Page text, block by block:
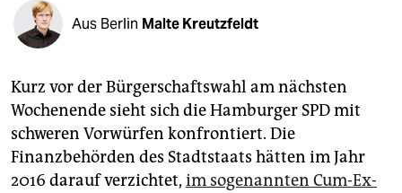
fragen & hilfe
abo
genossenschaft
epaper login
Aus Berlin Malte Kreutzfeldt
Kurz vor der Bürgerschaftswahl am nächsten
Wochenende sieht sich die Hamburger SPD mit
schweren Vorwürfen konfrontiert. Die
Finanzbehörden des Stadtstaats hätten im Jahr
2016 darauf verzichtet, im sogenannten Cum-Ex-